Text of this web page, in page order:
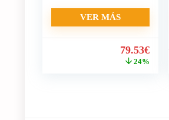
VER MÁS
El
precio
79.53€El
24%